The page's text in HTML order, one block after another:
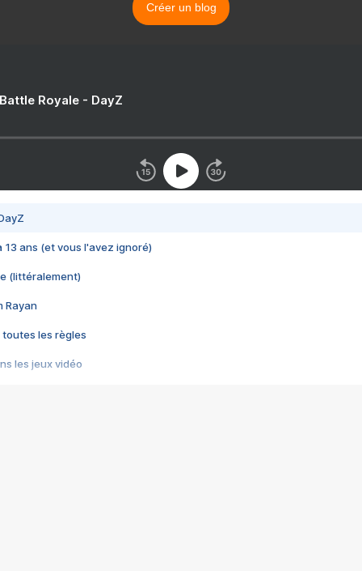
Créer un blog
Royale - DayZ
13 ans (et vous l'avez ignoré)
(littéralement)
Rayan
toutes les règles
les jeux vidéo